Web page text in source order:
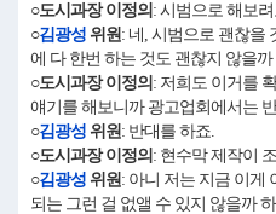
○도시과장 이정의 : 시범으로 해보
○김광성 위원: 네, 시범으로 괜찮을
에 다 한번 하는 것도 괜찮지 않을
○도시과장 이정의 : 저희도 이거를
얘기를 해보니까 광고업회에서는
○김광성 위원: 반대를 하죠.
○도시과장 이정의 : 현수막 제작이
○김광성 위원: 아니 저는 지금 이게
되는 그런 걸 없앨 수 있지 않을까